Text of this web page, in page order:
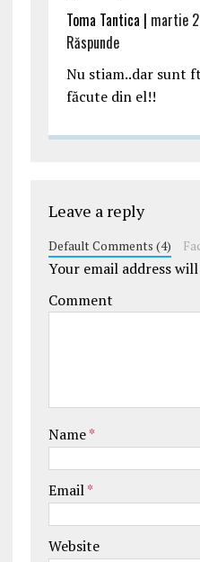
Toma Tantica | martie
Răspunde
Nu stiam..dar sunt
făcute din el!!
Leave a reply
Default Comments (4)
Your email address
Comment
Name*
Email*
Website